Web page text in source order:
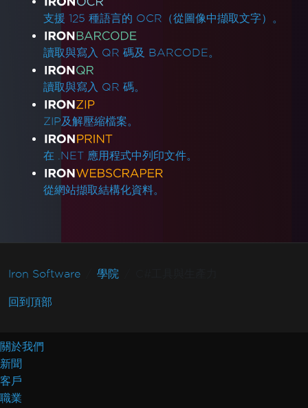
支援 125 種語言的 OCR（從圖像中擷取文字）。
讀取與寫入 QR 碼及 BARCODE。
讀取與寫入 QR 碼。
ZIP及解壓縮檔案。
在 .NET 應用程式中列印文件。
從網站擷取結構化資料。
Iron Software 學院
回到頂部
關於我們
新聞
客戶
職業